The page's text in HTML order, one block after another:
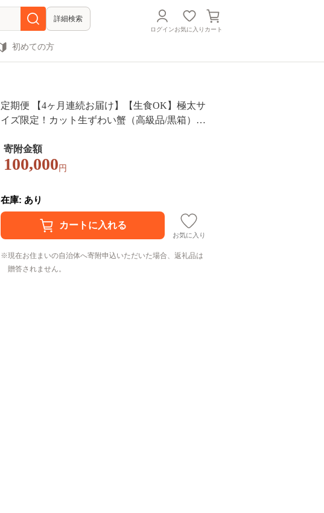
詳細検索
ログインお気に入り カート
初めての方
定期便 【4ヶ月連続お届け】【生食OK】極太サ
イズ限定！カット生ずわい蟹（高級品/黒箱）内
ニ 蟹 ズワイガニ ずわいがに 刺身 生 生食可 む
き身 殻むき不要 カニしゃぶ カニ鍋 鍋 むき身 お
寄附金額
100,000 円
在庫: あり
お気に入り
現在お住まいの自治体へ寄附申込いただいた場合、返礼品は
贈答されません。